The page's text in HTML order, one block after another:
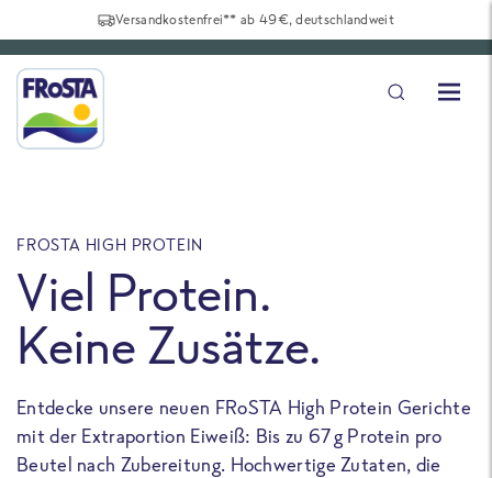
Versandkostenfrei** ab 49€, deutschlandweit
FROSTA HIGH PROTEIN
Viel Protein.
Keine Zusätze.
Entdecke unsere neuen FRoSTA High Protein Gerichte
mit der Extraportion Eiweiß: Bis zu 67 g Protein pro
Beutel nach Zubereitung. Hochwertige Zutaten, die